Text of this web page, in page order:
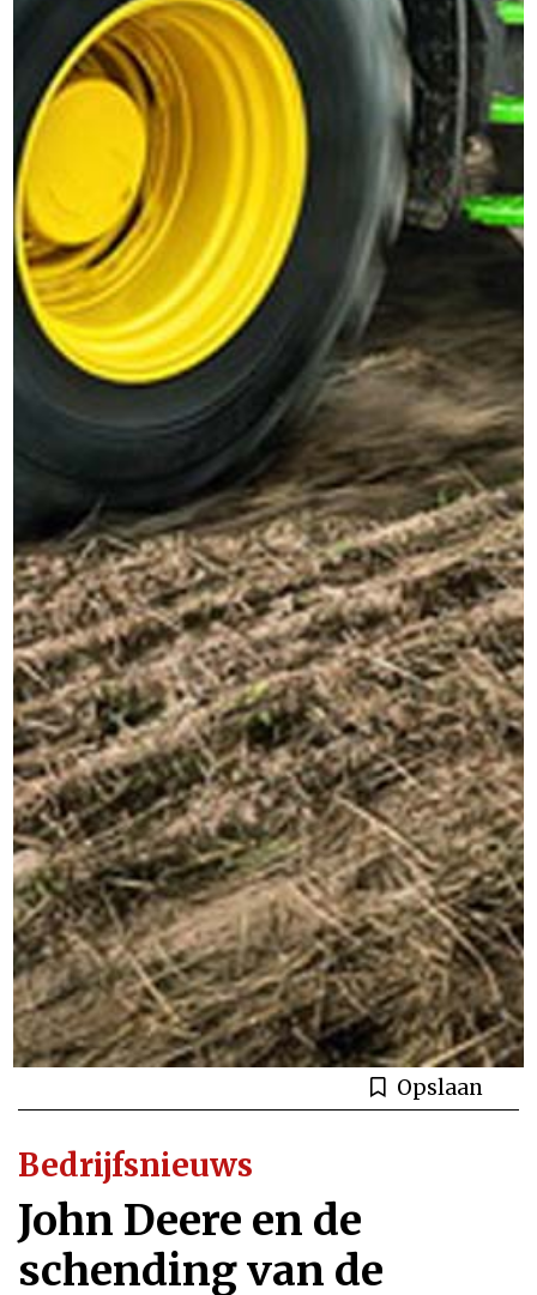
Opslaan
Bedrijfsnieuws
John Deere en de
schending van de